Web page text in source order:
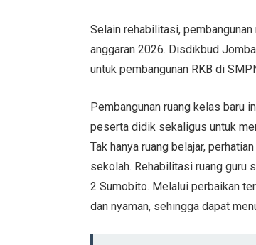
Selain rehabilitasi,
anggaran 2026. Disdikbud
untuk pembangunan RKB di
Pembangunan ruang kelas baru
peserta didik sekaligus untuk
Tak hanya ruang belajar,
sekolah. Rehabilitasi ruang guru
2 Sumobito. Melalui perbaikan
dan nyaman, sehingga dapat